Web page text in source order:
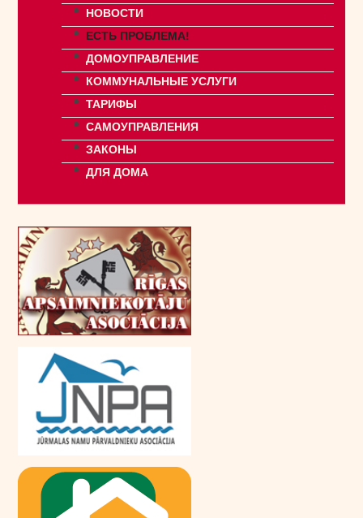
НОВОСТИ
ЕСТЬ ПРОБЛЕМА!
ДОМОУПРАВЛЕНИЕ
КОММУНАЛЬНЫЕ УСЛУГИ
ТАРИФЫ
САМОУПРАВЛЕНИЯ
ЗАКОНЫ
ДЛЯ ДОМА